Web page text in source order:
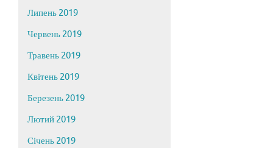
Липень 2019
Червень 2019
Травень 2019
Квітень 2019
Березень 2019
Лютий 2019
Січень 2019